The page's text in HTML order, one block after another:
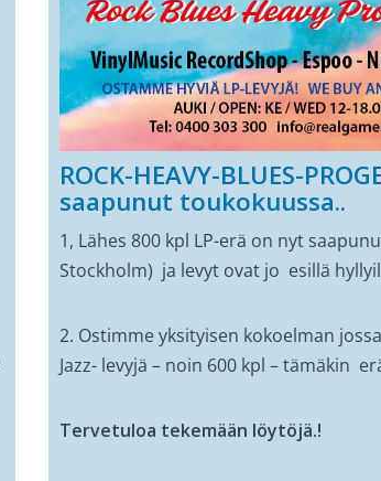
ROCK-HEAVY-BLUES-
saapunut toukokuussa..
1, Lähes 800 kpl LP-erä on nyt
Stockholm) ja levyt ovat jo esillä
2. Ostimme yksityisen kokoelman
Jazz- levyjä – noin 600 kpl – tämäkin
Tervetuloa tekemään löytöjä.!